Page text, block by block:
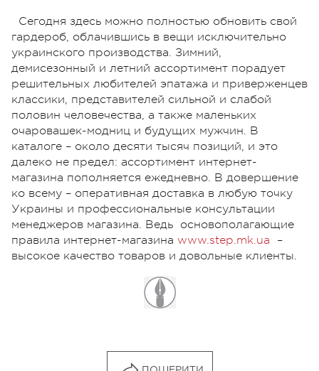
Сегодня здесь можно полностью обновить свой
гардероб, облачившись в вещи исключительно
украинского производства. Зимний,
демисезонный и летний ассортимент порадует
решительных любителей эпатажа и приверженцев
классики, представителей сильной и слабой
половин человечества, а также маленьких
очаровашек-модниц и будущих мужчин. В
каталоге – около десяти тысяч позиций, и это
далеко не предел: ассортимент интернет-
магазина пополняется ежедневно. В довершение
ко всему – оперативная доставка в любую точку
Украины и профессиональные консультации
менеджеров магазина. Ведь основополагающие
правила интернет-магазина www.step.mk.ua –
высокое качество товаров и довольные клиенты.